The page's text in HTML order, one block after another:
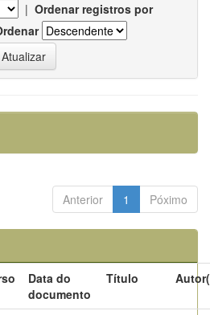
| Ordenar registros por
Anterior 1 Póximo
Data do
documento
Título